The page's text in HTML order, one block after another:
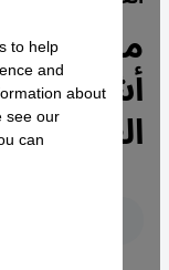
معارضة
أشلاء
العالم
to help
and
about
our
can
Embed
Connect